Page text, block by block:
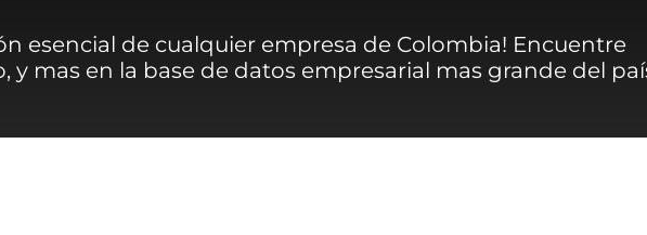
esencial de cualquier empresa de Colombia! Encuentre
y mas en la base de datos empresarial mas grande del